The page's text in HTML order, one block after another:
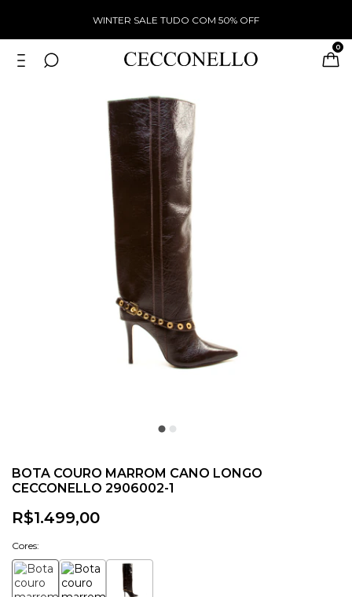
WINTER SALE TUDO COM 50% OFF
0
BOTA COURO MARROM CANO LONGO
CECCONELLO 2906002-1
R$1.499,00
Cores: